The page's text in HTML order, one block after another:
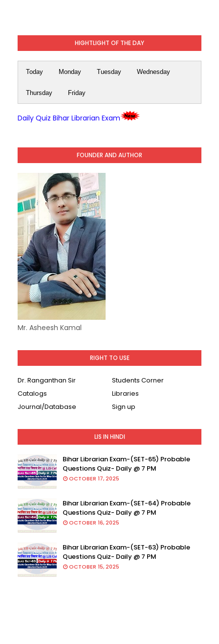
HIGHTLIGHT OF THE DAY
Today Monday Tuesday Wednesday
Thursday Friday
Daily Quiz Bihar Librarian Exam
FOUNDER AND AUTHOR
Mr. Asheesh Kamal
RIGHT TO USE
Dr. Ranganthan Sir
Students Corner
Catalogs
Libraries
Journal/Database
Sign up
LIS IN HINDI
Bihar Librarian Exam-(SET-65) Probable
Questions Quiz- Daily @ 7 PM
OCTOBER 17, 2025
Bihar Librarian Exam-(SET-64) Probable
Questions Quiz- Daily @ 7 PM
OCTOBER 16, 2025
Bihar Librarian Exam-(SET-63) Probable
Questions Quiz- Daily @ 7 PM
OCTOBER 15, 2025